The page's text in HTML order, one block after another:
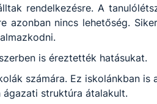
rendelkezésre. A
azonban nincs lehetőség.
is éreztették hatásukat.
számára. Ez iskolánkban is
struktúra átalakult.